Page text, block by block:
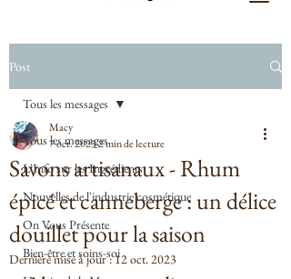
Post
Tous les messages
L'Info sur les Ingrédients
Nouvelles de l'industrie cosmétique
On Vous Présente
Bien-être et soins-soi
Tous les messages
Savons artisanaux - Rhum
épicé et canneberge : un délice
douillet pour la saison
Macy
7 oct. 20232 min de lecture
Dernière mise à jour :12 oct. 2023